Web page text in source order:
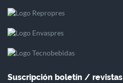
Suscripción boletín / revistas